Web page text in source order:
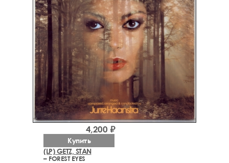
(LP) GETZ, STAN
– FOREST EYES
4,200 ₽
Купить